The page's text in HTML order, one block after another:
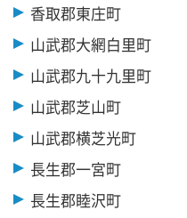
香取郡東庄町
山武郡大網白里町
山武郡九十九里町
山武郡芝山町
山武郡横芝光町
長生郡一宮町
長生郡睦沢町